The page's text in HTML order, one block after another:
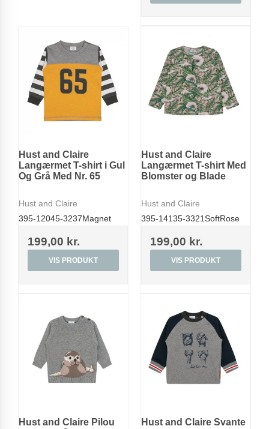
Hust and Claire
Langærmet T-shirt i Gul
Og Grå Med Nr. 65
Hust and Claire
395-12045-3237Magnet
199,00 kr.
VIS PRODUKT
Hust and Claire
Langærmet T-shirt Med
Blomster og Blade
Hust and Claire
395-14135-3321SoftRose
199,00 kr.
VIS PRODUKT
Hust and Claire Pilou
Hust and Claire Svante